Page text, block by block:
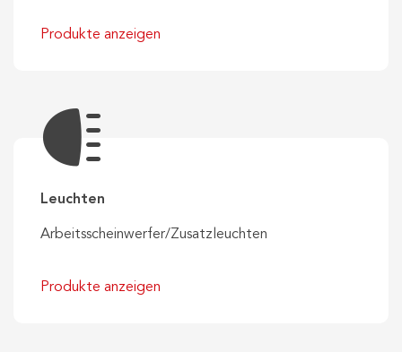
Produkte anzeigen
Leuchten
Arbeitsscheinwerfer/Zusatzleuchten
Produkte anzeigen